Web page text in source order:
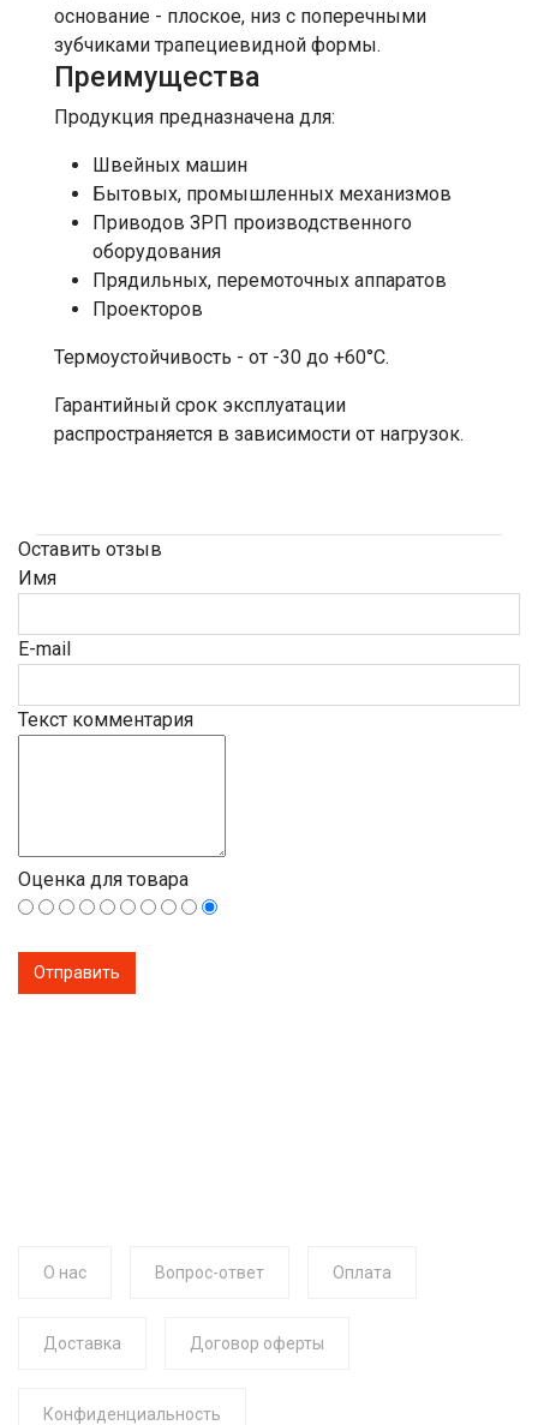
основание - плоское, низ с поперечными
зубчиками трапециевидной формы.
Преимущества
Продукция предназначена для:
Швейных машин
Бытовых, промышленных механизмов
Приводов ЗРП производственного
оборудования
Прядильных, перемоточных аппаратов
Проекторов
Термоустойчивость - от -30 до +60°С.
Гарантийный срок эксплуатации
распространяется в зависимости от нагрузок.
Оставить отзыв
Имя
E-mail
Текст комментария
Оценка для товара
О нас Вопрос-ответ Оплата
Доставка Договор оферты
Конфиденциальность